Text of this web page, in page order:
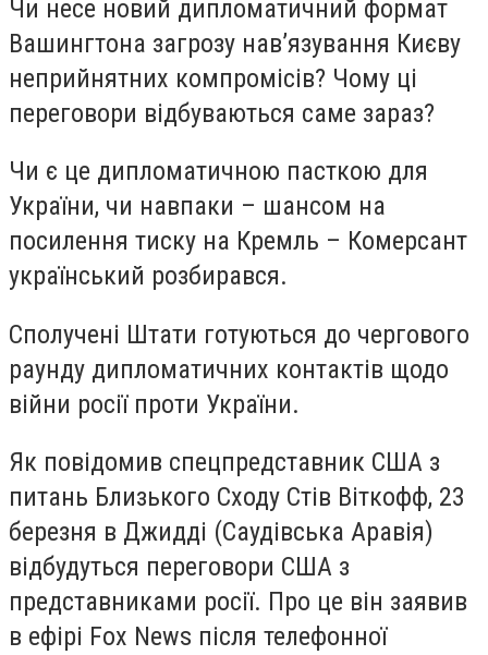
Чи несе новий дипломатичний формат
Вашингтона загрозу нав’язування Києву
неприйнятних компромісів? Чому ці
переговори відбуваються саме зараз?
Чи є це дипломатичною пасткою для
України, чи навпаки – шансом на
посилення тиску на Кремль – Комерсант
український розбирався.
Сполучені Штати готуються до чергового
раунду дипломатичних контактів щодо
війни росії проти України.
Як повідомив спецпредставник США з
питань Близького Сходу Стів Віткофф, 23
березня в Джидді (Саудівська Аравія)
відбудуться переговори США з
представниками росії. Про це він заявив
в ефірі Fox News після телефонної